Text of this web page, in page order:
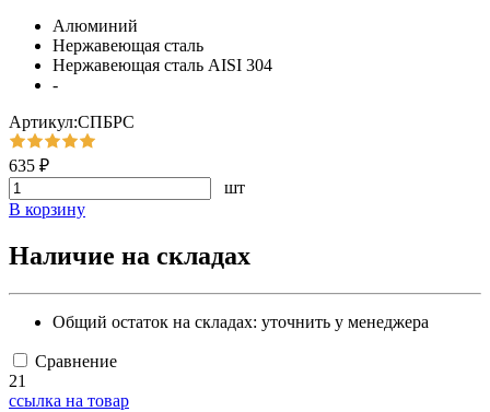
Алюминий
Нержавеющая сталь
Нержавеющая сталь AISI 304
-
Артикул:СПБРС
635 ₽
шт
В корзину
Наличие на складах
Общий остаток на складах: уточнить у менеджера
Сравнение
21
ссылка на товар